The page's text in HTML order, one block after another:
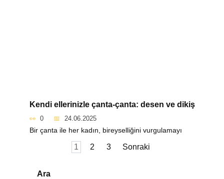
Kendi ellerinizle çanta-çanta: desen ve dikiş
0 24.06.2025
Bir çanta ile her kadın, bireyselliğini vurgulamayı
1 2 3 Sonraki
Ara